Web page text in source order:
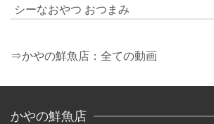
シーなおやつ おつまみ
⇒かやの鮮魚店：全ての動画
かやの鮮魚店